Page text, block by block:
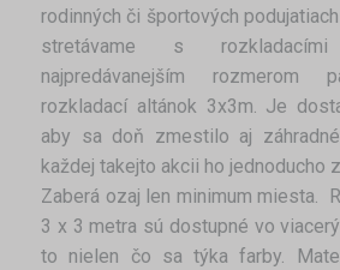
rodinných či športových
stretávame s
najpredávanejším rozmerom
rozkladací altánok 3x3m. Je
aby sa doň zmestilo aj
každej takejto akcii ho jednoducho
Zaberá ozaj len minimum miesta.
3 x 3 metra sú dostupné vo
to nielen čo sa týka farby.